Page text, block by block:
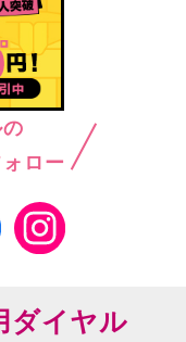
ロー
ダイヤル